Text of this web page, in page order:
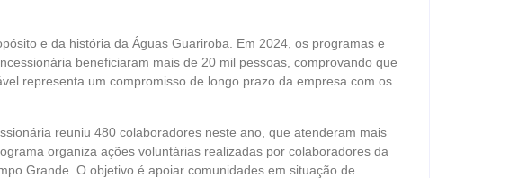
e da história da Águas Guariroba. Em 2024, os programas e
beneficiaram mais de 20 mil pessoas, comprovando que
representa um compromisso de longo prazo da empresa com os
reuniu 480 colaboradores neste ano, que atenderam mais
organiza ações voluntárias realizadas por colaboradores da
Grande. O objetivo é apoiar comunidades em situação de